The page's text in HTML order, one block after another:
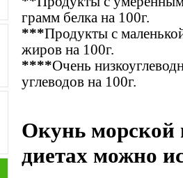
грамм белка на 100г.
***Продукты с
жиров на 100г.
****Очень
углеводов на 100г.
Окунь морской
диетах можно